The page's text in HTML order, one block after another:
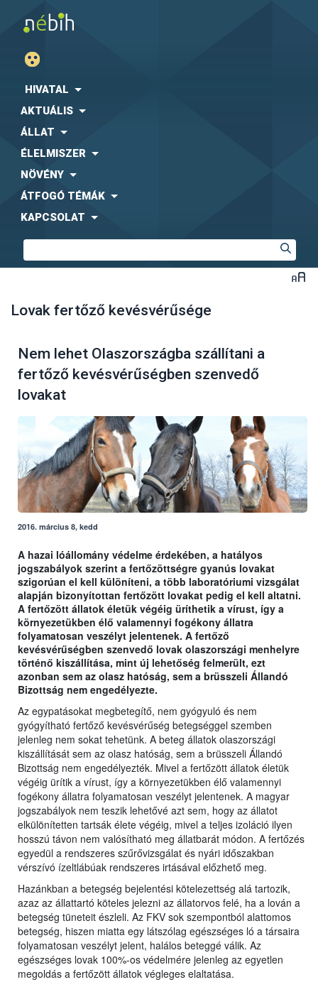
HIVATAL
AKTUÁLIS
ÁLLAT
ÉLELMISZER
NÖVÉNY
ÁTFOGÓ TÉMÁK
KAPCSOLAT
Lovak fertőző kevésvérűsége
Nem lehet Olaszországba szállítani a
fertőző kevésvérűségben szenvedő
lovakat
2016. március 8, kedd
A hazai lóállomány védelme érdekében, a hatályos
jogszabályok szerint a fertőzöttségre gyanús lovakat
szigorúan el kell különíteni, a több laboratóriumi vizsgálat
alapján bizonyítottan fertőzött lovakat pedig el kell altatni.
A fertőzött állatok életük végéig üríthetik a vírust, így a
környezetükben élő valamennyi fogékony állatra
folyamatosan veszélyt jelentenek. A fertőző
kevésvérűségben szenvedő lovak olaszországi menhelyre
történő kiszállítása, mint új lehetőség felmerült, ezt
azonban sem az olasz hatóság, sem a brüsszeli Állandó
Bizottság nem engedélyezte.
Az egypatásokat megbetegítő, nem gyógyuló és nem
gyógyítható fertőző kevésvérűség betegséggel szemben
jelenleg nem sokat tehetünk. A beteg állatok olaszországi
kiszállítását sem az olasz hatóság, sem a brüsszeli Állandó
Bizottság nem engedélyezték. Mivel a fertőzött állatok életük
végéig ürítik a vírust, így a környezetükben élő valamennyi
fogékony állatra folyamatosan veszélyt jelentenek. A magyar
jogszabályok nem teszik lehetővé azt sem, hogy az állatot
elkülönítetten tartsák élete végéig, mivel a teljes izoláció ilyen
hosszú távon nem valósítható meg állatbarát módon. A fertőzés
egyedül a rendszeres szűrővizsgálat és nyári időszakban
vérszívó ízeltlábúak rendszeres irtásával előzhető meg.
Hazánkban a betegség bejelentési kötelezettség alá tartozik,
azaz az állattartó köteles jelezni az állatorvos felé, ha a lován a
betegség tüneteit észleli. Az FKV sok szempontból alattomos
betegség, hiszen miatta egy látszólag egészséges ló a társaira
folyamatosan veszélyt jelent, halálos beteggé válik. Az
egészséges lovak 100%-os védelmére jelenleg az egyetlen
megoldás a fertőzött állatok végleges elaltatása.